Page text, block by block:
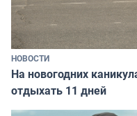
НОВОСТИ
На новогодних
отдыхать 11 дней